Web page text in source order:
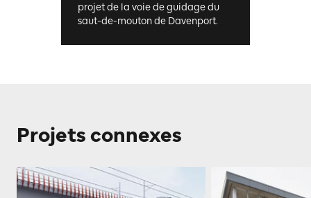
projet de la voie de guidage du
saut-de-mouton de Davenport.
Projets connexes